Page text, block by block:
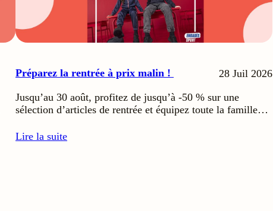
Préparez la rentrée à prix malin !
28 Juil 2026
Jusqu’au 30 août, profitez de jusqu’à -50 % sur une
sélection d’articles de rentrée et équipez toute la famille…
Lire la suite